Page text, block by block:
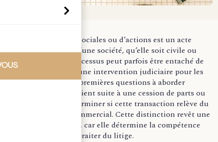
La cession de parts sociales ou d’actions est un acte
majeur dans la vie d’une société, qu’elle soit civile ou
commerciale. Ce processus peut parfois être entaché de
litiges, nécessitant une intervention judiciaire pour les
résoudre. L’une des premières questions à aborder
lorsqu’un litige survient suite à une cession de parts ou
d’actions est de déterminer si cette transaction relève du
domaine civil ou commercial. Cette distinction revêt une
importance cruciale, car elle détermine la compétence
des tribunaux pour traiter du litige.